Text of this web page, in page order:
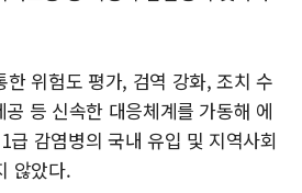
한 위험도 평가, 검역 강화, 조치 수
등 신속한 대응체계를 가동해 에
급 감염병의 국내 유입 및 지역사회
않았다.